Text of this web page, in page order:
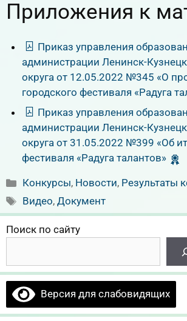
Приложения к
Приказ управления
администрации Ленинск-
округа от 12.05.2022 №345 «О
городского фестиваля «Радуга
Приказ управления
администрации Ленинск-
округа от 31.05.2022 №399 «Об
фестиваля «Радуга талантов»
Рубрики
Конкурсы, Новости, Результаты
Метки
Видео,Документ
Поиск по сайту
Версия для слабовидящих